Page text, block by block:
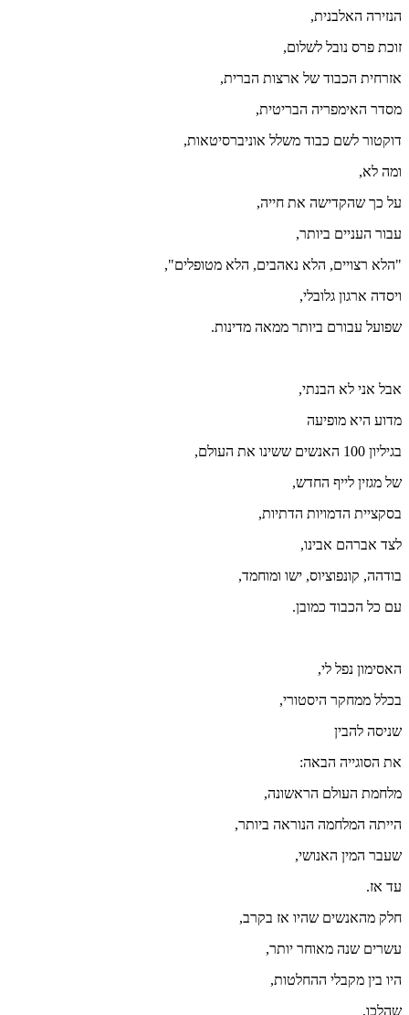
הנזירה האלבנית,
זוכת פרס נובל לשלום,
אזרחית הכבוד של ארצות הברית,
מסדר האימפריה הבריטית,
דוקטור לשם כבוד משלל אוניברסיטאות,
ומה לא,
על כך שהקדישה את חייה,
עבור העניים ביותר,
"הלא רצויים, הלא נאהבים, הלא מטופלים",
ויסדה ארגון גלובלי,
שפועל עבורם ביותר ממאה מדינות.
אבל אני לא הבנתי,
מדוע היא מופיעה
בגיליון 100 האנשים ששינו את העולם,
של מגזין לייף החדש,
בסקציית הדמויות הדתיות,
לצד אברהם אבינו,
בודהה, קונפוציוס, ישו ומוחמד,
עם כל הכבוד כמובן.
האסימון נפל לי,
בכלל ממחקר היסטורי,
שניסה להבין
את הסוגייה הבאה:
מלחמת העולם הראשונה,
הייתה המלחמה הנוראה ביותר,
שעבר המין האנושי,
עד אז.
חלק מהאנשים שהיו אז בקרב,
עשרים שנה מאוחר יותר,
היו בין מקבלי ההחלטות,
שהלכו,